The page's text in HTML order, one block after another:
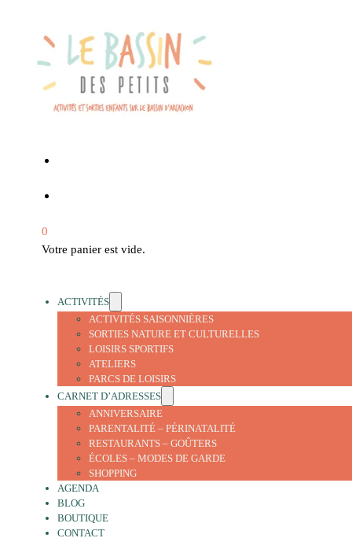
0
Votre panier est vide.
ACTIVITÉS
ACTIVITÉS SAISONNIÈRES
SORTIES NATURE ET CULTURELLES
LOISIRS SPORTIFS
ATELIERS
PARCS DE LOISIRS
CARNET D’ADRESSES
ANNIVERSAIRE
PARENTALITÉ – PÉRINATALITÉ
RESTAURANTS – GOÛTERS
ÉCOLES – MODES DE GARDE
SHOPPING
AGENDA
BLOG
BOUTIQUE
CONTACT